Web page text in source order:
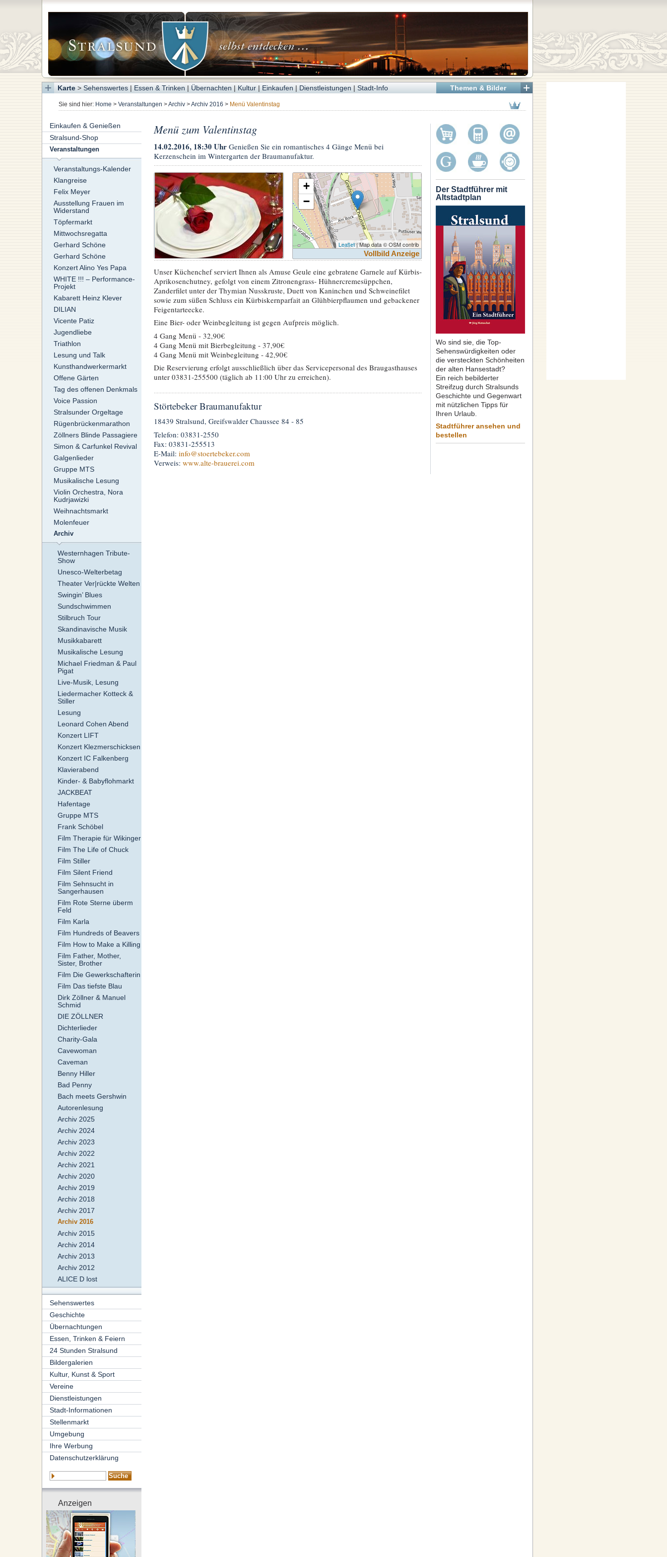
Themen & Bilder
Karte> Sehenswertes| Essen & Trinken | Übernachten | Kultur| Einkaufen | Dienstleistungen | Stadt-Info
Sie sind hier: Home > Veranstaltungen >Archiv>Archiv 2016 > Menü Valentinstag
Einkaufen & Genießen
Stralsund-Shop
Veranstaltungen
Veranstaltungs-Kalender
Klangreise
Felix Meyer
Ausstellung Frauen im
Widerstand
Töpfermarkt
Mittwochsregatta
Gerhard Schöne
Gerhard Schöne
Konzert Alino Yes Papa
WHITE !!! – Performance-
Projekt
Kabarett Heinz Klever
DILIAN
Vicente Patiz
Jugendliebe
Triathlon
Lesung und Talk
Kunsthandwerkermarkt
Offene Gärten
Tag des offenen Denkmals
Voice Passion
Stralsunder Orgeltage
Rügenbrückenmarathon
Zöllners Blinde Passagiere
Simon & Carfunkel Revival
Galgenlieder
Gruppe MTS
Musikalische Lesung
Violin Orchestra, Nora
Kudrjawizki
Weihnachtsmarkt
Molenfeuer
Archiv
Westernhagen Tribute-
Show
Unesco-Welterbetag
Theater Ver|rückte Welten
Swingin’ Blues
Sundschwimmen
Stilbruch Tour
Skandinavische Musik
Musikkabarett
Musikalische Lesung
Michael Friedman & Paul
Pigat
Live-Musik, Lesung
Liedermacher Kotteck &
Stiller
Lesung
Leonard Cohen Abend
Konzert LIFT
Konzert Klezmerschicksen
Konzert IC Falkenberg
Klavierabend
Kinder- & Babyflohmarkt
JACKBEAT
Hafentage
Gruppe MTS
Frank Schöbel
Film Therapie für Wikinger
Film The Life of Chuck
Film Stiller
Film Silent Friend
Film Sehnsucht in
Sangerhausen
Film Rote Sterne überm
Feld
Film Karla
Film Hundreds of Beavers
Film How to Make a Killing
Film Father, Mother,
Sister, Brother
Film Die Gewerkschafterin
Film Das tiefste Blau
Dirk Zöllner & Manuel
Schmid
DIE ZÖLLNER
Dichterlieder
Charity-Gala
Cavewoman
Caveman
Benny Hiller
Bad Penny
Bach meets Gershwin
Autorenlesung
Archiv 2025
Archiv 2024
Archiv 2023
Archiv 2022
Archiv 2021
Archiv 2020
Archiv 2019
Archiv 2018
Archiv 2017
Archiv 2016
Archiv 2015
Archiv 2014
Archiv 2013
Archiv 2012
ALICE D lost
Sehenswertes
Geschichte
Übernachtungen
Essen, Trinken & Feiern
24 Stunden Stralsund
Bildergalerien
Kultur, Kunst & Sport
Vereine
Dienstleistungen
Stadt-Informationen
Stellenmarkt
Umgebung
Ihre Werbung
Datenschutzerklärung
Anzeigen
Der Stadtführer mit
Altstadtplan
Wo sind sie, die Top-
Sehenswürdigkeiten oder
die versteckten Schönheiten
der alten Hansestadt?
Ein reich bebilderter
Streifzug durch Stralsunds
Geschichte und Gegenwart
mit nützlichen Tipps für
Ihren Urlaub.
Stadtführer ansehen und
bestellen
Menü zum Valentinstag
14.02.2016, 18:30 UhrGenießen Sie ein romantisches 4 Gänge Menü bei
Kerzenschein im Wintergarten der Braumanufaktur.
+
−
Leaflet| Map data © OSM contrib
Vollbild Anzeige
Unser Küchenchef serviert Ihnen als Amuse Geule eine gebratene Garnele auf Kürbis-
Aprikosenchutney, gefolgt von einem Zitronengrass- Hühnercremesüppchen,
Zanderfilet unter der Thymian Nusskruste, Duett von Kaninchen und Schweinefilet
sowie zum süßen Schluss ein Kürbiskernparfait an Glühbierpflaumen und gebackener
Feigentarteecke.
Eine Bier- oder Weinbegleitung ist gegen Aufpreis möglich.
4 Gang Menü - 32,90€
4 Gang Menü mit Bierbegleitung - 37,90€
4 Gang Menü mit Weinbegleitung - 42,90€
Die Reservierung erfolgt ausschließlich über das Servicepersonal des Braugasthauses
unter 03831-255500 (täglich ab 11:00 Uhr zu erreichen).
Störtebeker Braumanufaktur
18439 Stralsund, Greifswalder Chaussee 84 - 85
Telefon: 03831-2550
Fax: 03831-255513
E-Mail: info@stoertebeker.com
Verweis: www.alte-brauerei.com